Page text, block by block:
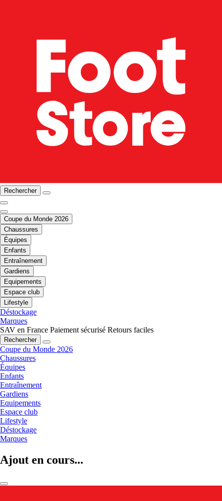
Rechercher
Coupe du Monde 2026
Chaussures
Équipes
Enfants
Entraînement
Gardiens
Equipements
Espace club
Lifestyle
Déstockage
Marques
SAV en France Paiement sécurisé Retours faciles
Rechercher
Coupe du Monde 2026
Chaussures
Équipes
Enfants
Entraînement
Gardiens
Equipements
Espace club
Lifestyle
Déstockage
Marques
Ajout en cours...